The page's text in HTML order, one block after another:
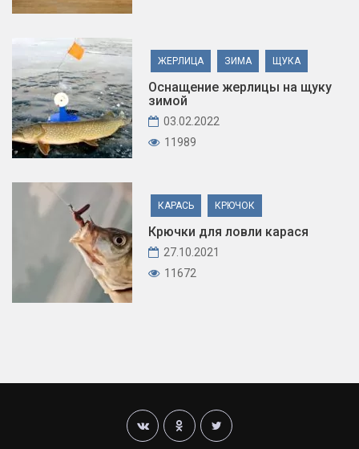
ЖЕРЛИЦА ЗИМА ЩУКА
Оснащение жерлицы на щуку
зимой
03.02.2022
11989
КАРАСЬ КРЮЧОК
Крючки для ловли карася
27.10.2021
11672